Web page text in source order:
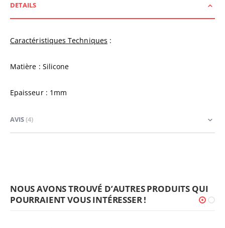
DETAILS
Caractéristiques Techniques :
Matière : Silicone
Epaisseur : 1mm
AVIS 4
NOUS AVONS TROUVÉ D’AUTRES PRODUITS QUI
POURRAIENT VOUS INTÉRESSER !